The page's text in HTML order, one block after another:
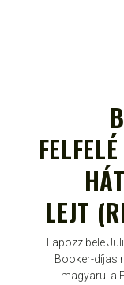
LEJT
Lapozz bele
Booker-díjas
magyarul a